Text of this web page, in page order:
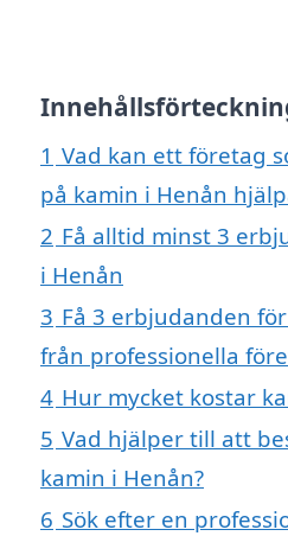
1 Vad kan ett företag
på kamin i Henån
2 Få alltid minst 3
i Henån
3 Få 3 erbjudanden
från professionella
4 Hur mycket kostar
5 Vad hjälper till att
kamin i Henån?
6 Sök efter en